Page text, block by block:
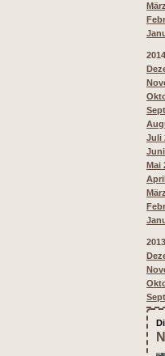
2014
Juli
Mai
2013